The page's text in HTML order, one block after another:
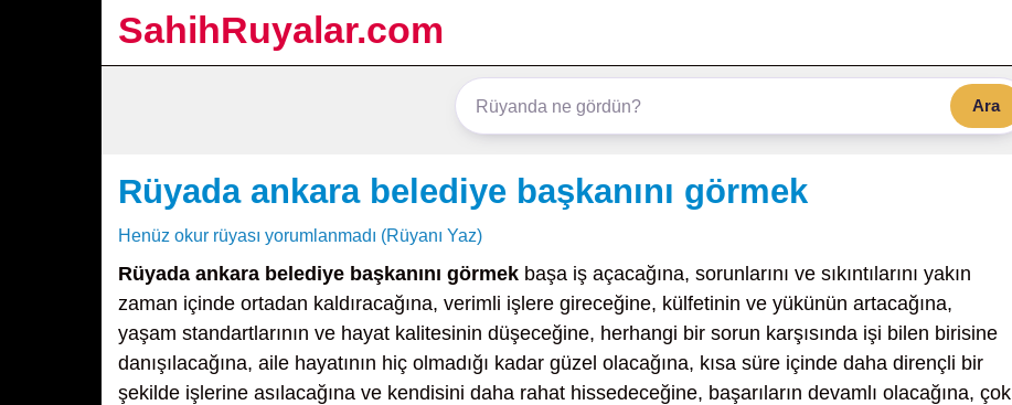
SahihRuyalar.com
Ara
Rüyada ankara belediye başkanını görmek
Henüz okur rüyası yorumlanmadı (Rüyanı Yaz)
Rüyada ankara belediye başkanını görmek başa iş açacağına, sorunlarını ve sıkıntılarını yakın
zaman içinde ortadan kaldıracağına, verimli işlere gireceğine, külfetinin ve yükünün artacağına,
yaşam standartlarının ve hayat kalitesinin düşeceğine, herhangi bir sorun karşısında işi bilen birisine
danışılacağına, aile hayatının hiç olmadığı kadar güzel olacağına, kısa süre içinde daha dirençli bir
şekilde işlerine asılacağına ve kendisini daha rahat hissedeceğine, başarıların devamlı olacağına, çok